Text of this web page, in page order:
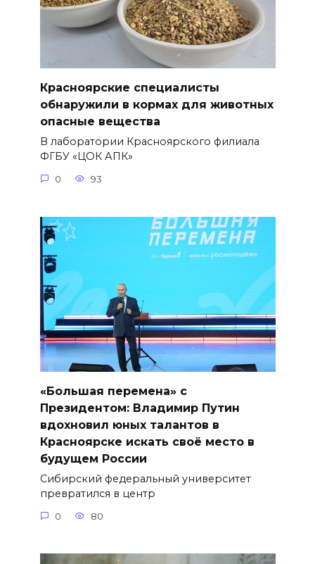
Красноярские специалисты
обнаружили в кормах для животных
опасные вещества
В лаборатории Красноярского филиала
ФГБУ «ЦОК АПК»
0 93
«Большая перемена» с
Президентом: Владимир Путин
вдохновил юных талантов в
Красноярске искать своё место в
будущем России
Сибирский федеральный университет
превратился в центр
0 80